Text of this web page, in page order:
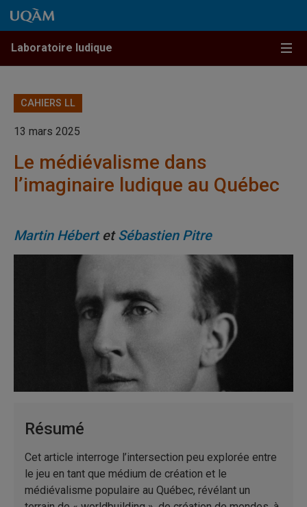
Passer au contenu
Accéder au menu principal
Accéder à la recherche
Passer au contenu
Accéder au menu principal
Laboratoire ludique
CAHIERS LL
13 mars 2025
Le médiévalisme dans
l’imaginaire ludique au Québec
Martin HébertetSébastien Pitre
Résumé
Cet article interroge l’intersection peu explorée entre
le jeu en tant que médium de création et le
médiévalisme populaire au Québec, révélant un